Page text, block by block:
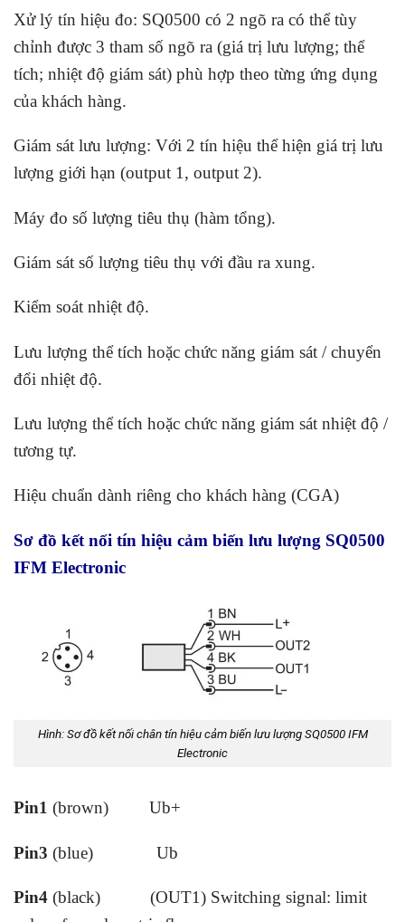
Xử lý tín hiệu đo: SQ0500 có 2 ngõ ra có thể tùy
chỉnh được 3 tham số ngõ ra (giá trị lưu lượng; thể
tích; nhiệt độ giám sát) phù hợp theo từng ứng dụng
của khách hàng.
Giám sát lưu lượng: Với 2 tín hiệu thể hiện giá trị lưu
lượng giới hạn (output 1, output 2).
Máy đo số lượng tiêu thụ (hàm tổng).
Giám sát số lượng tiêu thụ với đầu ra xung.
Kiểm soát nhiệt độ.
Lưu lượng thể tích hoặc chức năng giám sát / chuyển
đổi nhiệt độ.
Lưu lượng thể tích hoặc chức năng giám sát nhiệt độ /
tương tự.
Hiệu chuẩn dành riêng cho khách hàng (CGA)
Sơ đồ kết nối tín hiệu cảm biến lưu lượng SQ0500
IFM Electronic
Hình: Sơ đồ kết nối chân tín hiệu cảm biến lưu lượng SQ0500 IFM
Electronic
Pin1 (brown) Ub+
Pin3 (blue) Ub
Pin4 (black) (OUT1) Switching signal: limit